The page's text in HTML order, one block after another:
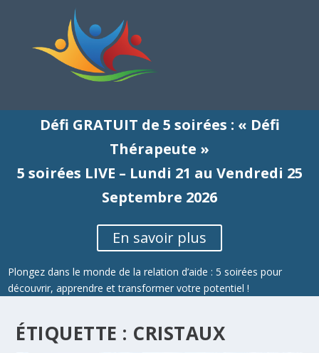
Défi GRATUIT de 5 soirées : « Défi
Thérapeute »
5 soirées LIVE – Lundi 21 au Vendredi 25
Septembre 2026
En savoir plus
Plongez dans le monde de la relation d’aide : 5 soirées pour
découvrir, apprendre et transformer votre potentiel !
ÉTIQUETTE : CRISTAUX